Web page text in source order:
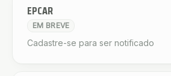
EPCAR
EM BREVE
Cadastre-se para ser notificado